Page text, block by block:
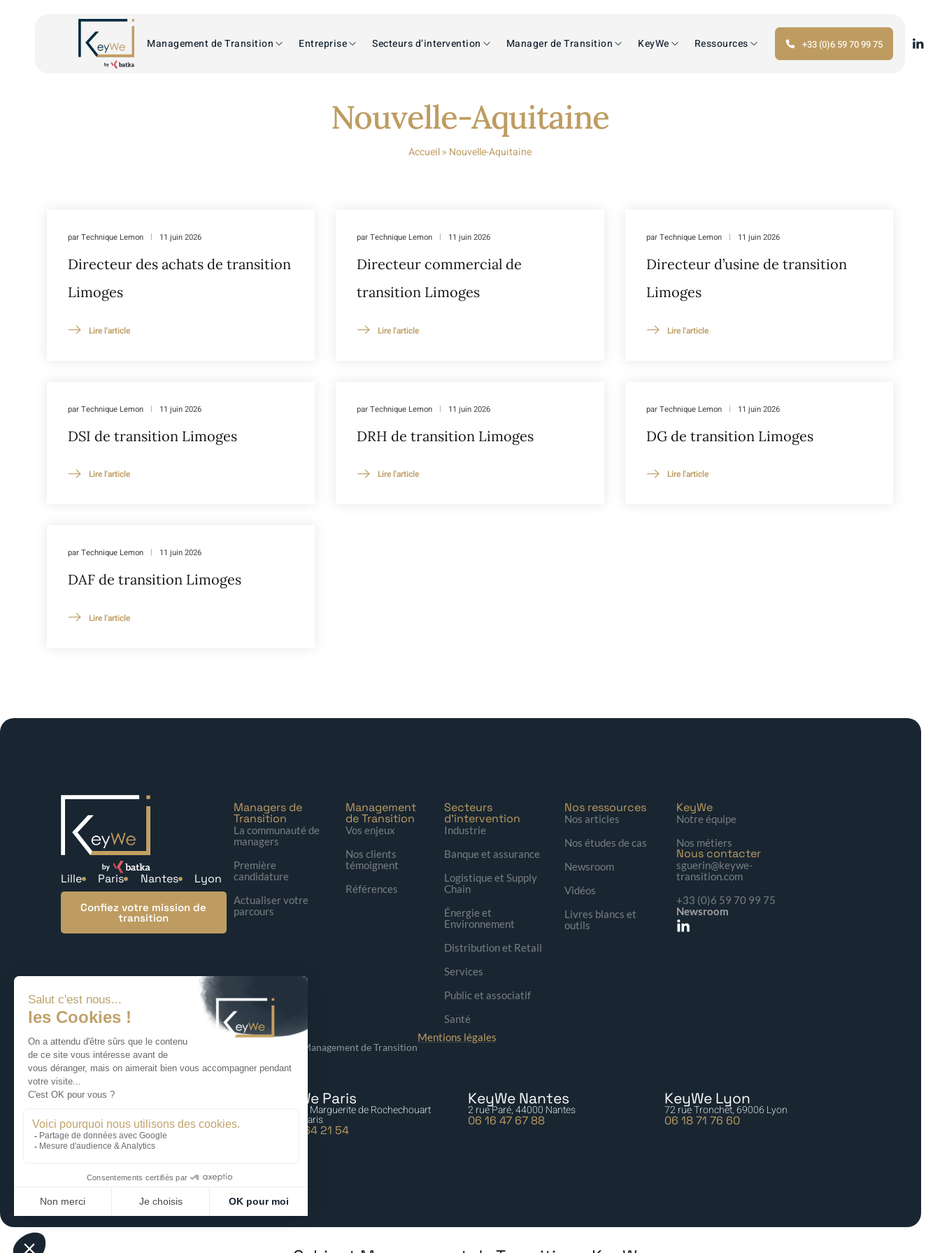
Management de Transition Entreprise Secteurs d’intervention Manager de Transition KeyWe Ressources +33 (0)6 59 70 99 75
Nouvelle-Aquitaine
Accueil» Nouvelle-Aquitaine
parTechnique Lemon 11 juin 2026
Directeur des achats de transition
Limoges
Lire l'article
parTechnique Lemon 11 juin 2026
Directeur commercial de
transition Limoges
Lire l'article
parTechnique Lemon 11 juin 2026
Directeur d’usine de transition
Limoges
Lire l'article
parTechnique Lemon 11 juin 2026
DSI de transition Limoges
Lire l'article
parTechnique Lemon 11 juin 2026
DRH de transition Limoges
Lire l'article
parTechnique Lemon 11 juin 2026
DG de transition Limoges
Lire l'article
parTechnique Lemon 11 juin 2026
DAF de transition Limoges
Lire l'article
Lille Paris Nantes Lyon
Confiez votre mission de
transition
Managers de
Transition
La communauté de
managers
Première
candidature
Actualiser votre
parcours
Management
de Transition
Vos enjeux
Nos clients
témoignent
Références
Secteurs
d'intervention
Industrie
Banque et assurance
Logistique et Supply
Chain
Énergie et
Environnement
Distribution et Retail
Services
Public et associatif
Santé
Nos ressources
Nos articles
Nos études de cas
Newsroom
Vidéos
Livres blancs et
outils
KeyWe
Notre équipe
Nos métiers
Nous contacter
sguerin@keywe-
transition.com
+33 (0)6 59 70 99 75
Newsroom
© 2026 KeyWe – Management de Transition
Mentions légales
KeyWe Lille
Baoreul
06 59 70 99 75
KeyWe Paris
5 bis rue Marguerite de Rochechouart
75009 Paris
06 77 64 21 54
KeyWe Nantes
2 rue Paré, 44000 Nantes
06 16 47 67 88
KeyWe Lyon
72 rue Tronchet, 69006 Lyon
06 18 71 76 60